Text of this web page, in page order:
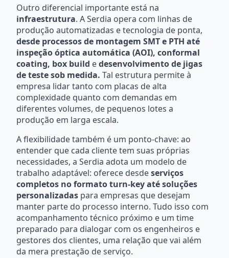
Outro diferencial importante está na
infraestrutura. A Serdia opera com linhas de
produção automatizadas e tecnologia de ponta,
desde processos de montagem SMT e PTH até
inspeção óptica automática (AOI), conformal
coating, box build edesenvolvimento de jigas
de teste sob medida. Tal estrutura permite à
empresa lidar tanto com placas de alta
complexidade quanto com demandas em
diferentes volumes, de pequenos lotes a
produção em larga escala.
A flexibilidade também é um ponto-chave: ao
entender que cada cliente tem suas próprias
necessidades, a Serdia adota um modelo de
trabalho adaptável: oferece desdeserviços
completos no formato turn-key até soluções
personalizadas para empresas que desejam
manter parte do processo interno. Tudo isso com
acompanhamento técnico próximo e um time
preparado para dialogar com os engenheiros e
gestores dos clientes, uma relação que vai além
da mera prestação de serviço.